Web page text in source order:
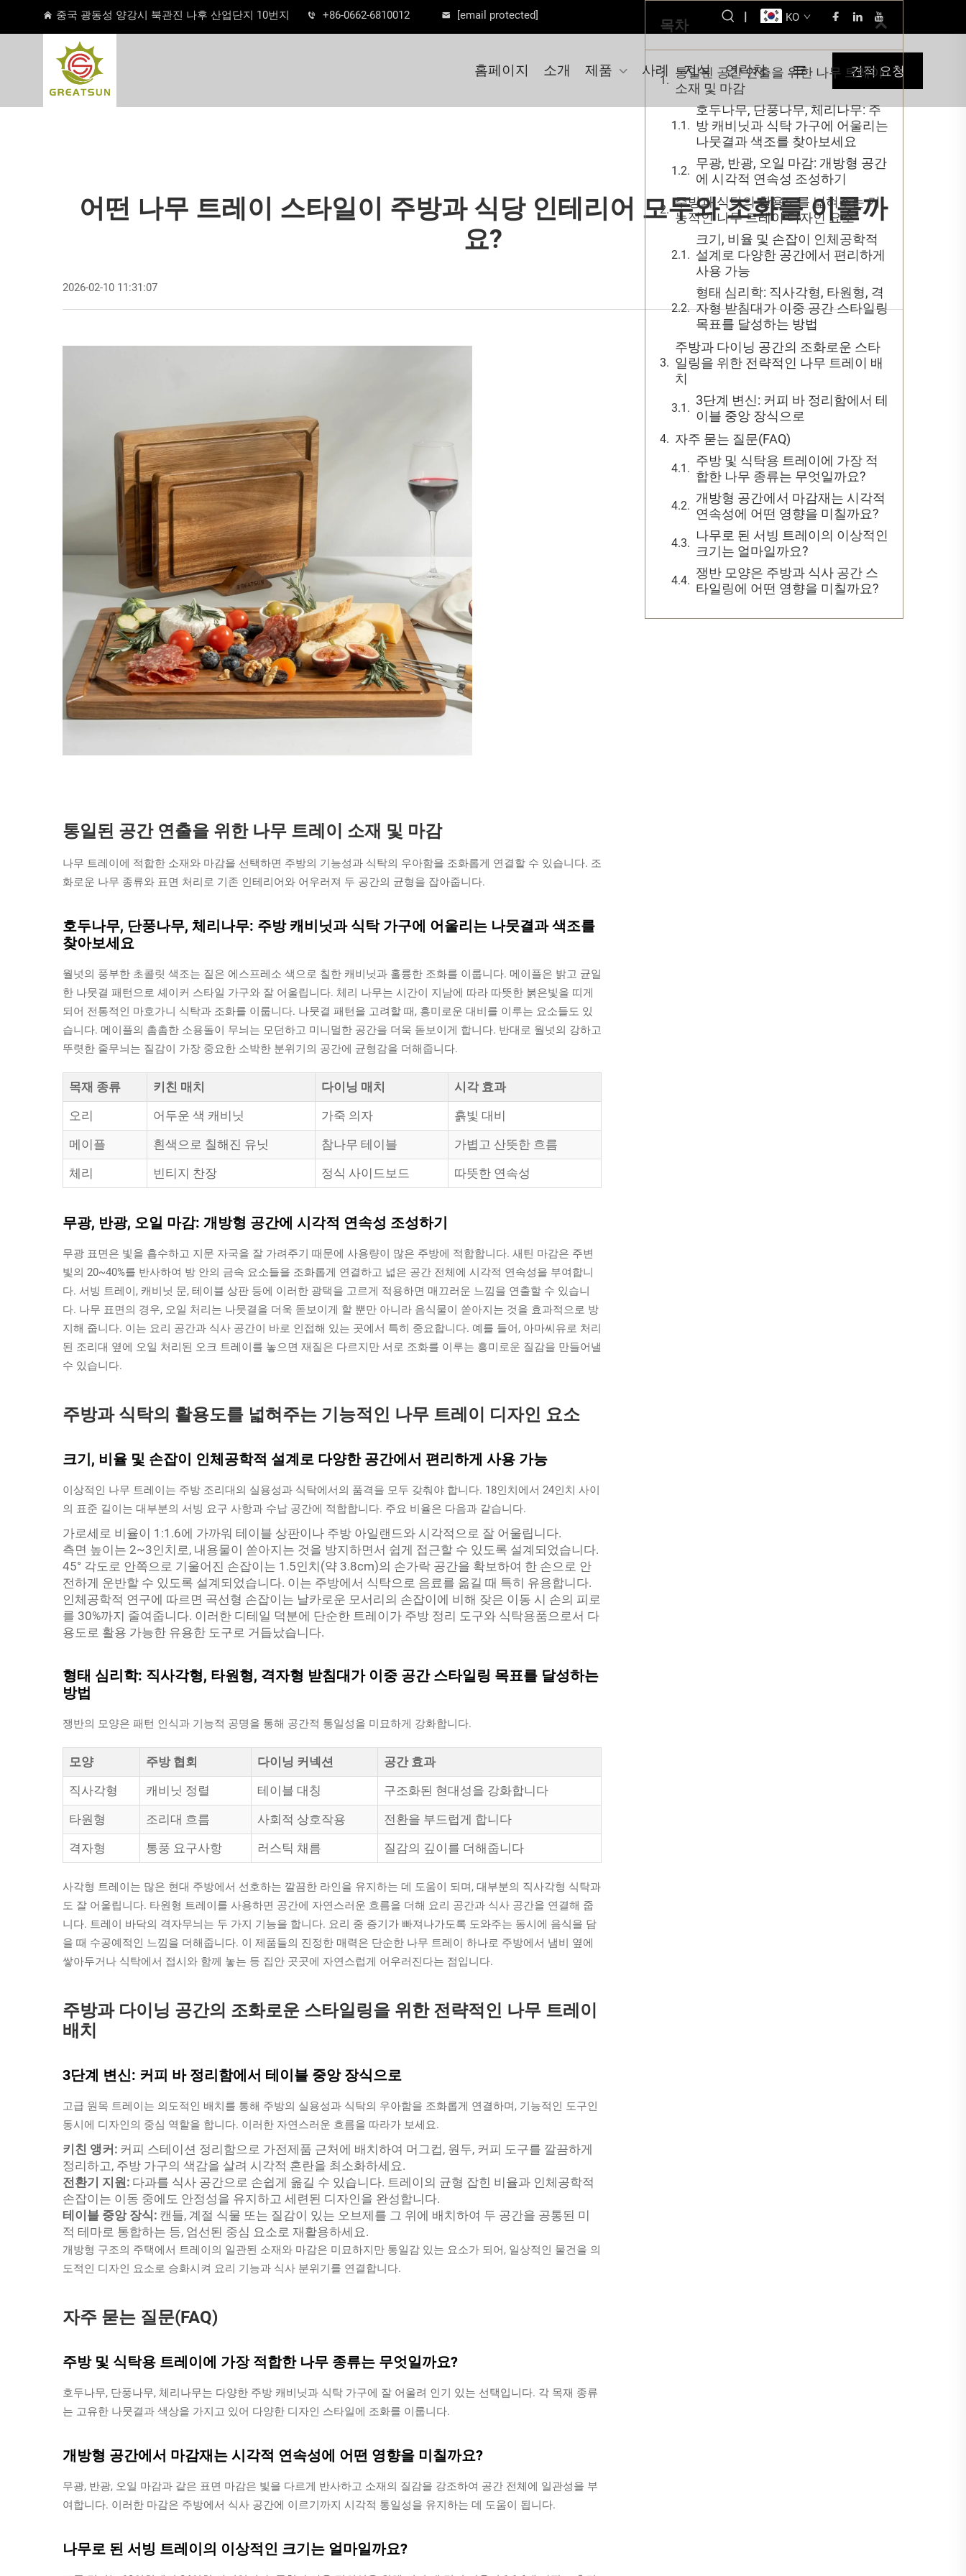
중국 광동성 양강시 북관진 나후 산업단지 10번지 +86-0662-6810012 [email protected] | KO
홈페이지 소개 제품 사례 지식 연락처 견적 요청
어떤 나무 트레이 스타일이 주방과 식당 인테리어 모두와 조화를 이룰까
요?
2026-02-10 11:31:07
통일된 공간 연출을 위한 나무 트레이 소재 및 마감
나무 트레이에 적합한 소재와 마감을 선택하면 주방의 기능성과 식탁의 우아함을 조화롭게 연결할 수 있습니다. 조
화로운 나무 종류와 표면 처리로 기존 인테리어와 어우러져 두 공간의 균형을 잡아줍니다.
호두나무, 단풍나무, 체리나무: 주방 캐비닛과 식탁 가구에 어울리는 나뭇결과 색조를
찾아보세요
월넛의 풍부한 초콜릿 색조는 짙은 에스프레소 색으로 칠한 캐비닛과 훌륭한 조화를 이룹니다. 메이플은 밝고 균일
한 나뭇결 패턴으로 셰이커 스타일 가구와 잘 어울립니다. 체리 나무는 시간이 지남에 따라 따뜻한 붉은빛을 띠게
되어 전통적인 마호가니 식탁과 조화를 이룹니다. 나뭇결 패턴을 고려할 때, 흥미로운 대비를 이루는 요소들도 있
습니다. 메이플의 촘촘한 소용돌이 무늬는 모던하고 미니멀한 공간을 더욱 돋보이게 합니다. 반대로 월넛의 강하고
뚜렷한 줄무늬는 질감이 가장 중요한 소박한 분위기의 공간에 균형감을 더해줍니다.
목재 종류 키친 매치 다이닝 매치
시각 효과
오리
어두운 색 캐비닛 가죽 의자
흙빛 대비
메이플
흰색으로 칠해진 유닛 참나무 테이블
가볍고 산뜻한 흐름
체리
빈티지 찬장 정식 사이드보드 따뜻한 연속성
무광, 반광, 오일 마감: 개방형 공간에 시각적 연속성 조성하기
무광 표면은 빛을 흡수하고 지문 자국을 잘 가려주기 때문에 사용량이 많은 주방에 적합합니다. 새틴 마감은 주변
빛의 20~40%를 반사하여 방 안의 금속 요소들을 조화롭게 연결하고 넓은 공간 전체에 시각적 연속성을 부여합니
다. 서빙 트레이, 캐비닛 문, 테이블 상판 등에 이러한 광택을 고르게 적용하면 매끄러운 느낌을 연출할 수 있습니
다. 나무 표면의 경우, 오일 처리는 나뭇결을 더욱 돋보이게 할 뿐만 아니라 음식물이 쏟아지는 것을 효과적으로 방
지해 줍니다. 이는 요리 공간과 식사 공간이 바로 인접해 있는 곳에서 특히 중요합니다. 예를 들어, 아마씨유로 처리
된 조리대 옆에 오일 처리된 오크 트레이를 놓으면 재질은 다르지만 서로 조화를 이루는 흥미로운 질감을 만들어낼
수 있습니다.
주방과 식탁의 활용도를 넓혀주는 기능적인 나무 트레이 디자인 요소
크기, 비율 및 손잡이 인체공학적 설계로 다양한 공간에서 편리하게 사용 가능
이상적인 나무 트레이는 주방 조리대의 실용성과 식탁에서의 품격을 모두 갖춰야 합니다. 18인치에서 24인치 사이
의 표준 길이는 대부분의 서빙 요구 사항과 수납 공간에 적합합니다. 주요 비율은 다음과 같습니다.
가로세로 비율이 1:1.6에 가까워 테이블 상판이나 주방 아일랜드와 시각적으로 잘 어울립니다.
측면 높이는 2~3인치로, 내용물이 쏟아지는 것을 방지하면서 쉽게 접근할 수 있도록 설계되었습니다.
45° 각도로 안쪽으로 기울어진 손잡이는 1.5인치(약 3.8cm)의 손가락 공간을 확보하여 한 손으로 안
전하게 운반할 수 있도록 설계되었습니다. 이는 주방에서 식탁으로 음료를 옮길 때 특히 유용합니다.
인체공학적 연구에 따르면 곡선형 손잡이는 날카로운 모서리의 손잡이에 비해 잦은 이동 시 손의 피로
를 30%까지 줄여줍니다. 이러한 디테일 덕분에 단순한 트레이가 주방 정리 도구와 식탁용품으로서 다
용도로 활용 가능한 유용한 도구로 거듭났습니다.
형태 심리학: 직사각형, 타원형, 격자형 받침대가 이중 공간 스타일링 목표를 달성하는
방법
쟁반의 모양은 패턴 인식과 기능적 공명을 통해 공간적 통일성을 미묘하게 강화합니다.
모양 주방 협회 다이닝 커넥션
공간 효과
직사각형
캐비닛 정렬 테이블 대칭
구조화된 현대성을 강화합니다
타원형
조리대 흐름 사회적 상호작용
전환을 부드럽게 합니다
격자형
통풍 요구사항 러스틱 채름 질감의 깊이를 더해줍니다
사각형 트레이는 많은 현대 주방에서 선호하는 깔끔한 라인을 유지하는 데 도움이 되며, 대부분의 직사각형 식탁과
도 잘 어울립니다. 타원형 트레이를 사용하면 공간에 자연스러운 흐름을 더해 요리 공간과 식사 공간을 연결해 줍
니다. 트레이 바닥의 격자무늬는 두 가지 기능을 합니다. 요리 중 증기가 빠져나가도록 도와주는 동시에 음식을 담
을 때 수공예적인 느낌을 더해줍니다. 이 제품들의 진정한 매력은 단순한 나무 트레이 하나로 주방에서 냄비 옆에
쌓아두거나 식탁에서 접시와 함께 놓는 등 집안 곳곳에 자연스럽게 어우러진다는 점입니다.
주방과 다이닝 공간의 조화로운 스타일링을 위한 전략적인 나무 트레이
배치
3단계 변신: 커피 바 정리함에서 테이블 중앙 장식으로
고급 원목 트레이는 의도적인 배치를 통해 주방의 실용성과 식탁의 우아함을 조화롭게 연결하며, 기능적인 도구인
동시에 디자인의 중심 역할을 합니다. 이러한 자연스러운 흐름을 따라가 보세요.
키친 앵커: 커피 스테이션 정리함으로 가전제품 근처에 배치하여 머그컵, 원두, 커피 도구를 깔끔하게
정리하고, 주방 가구의 색감을 살려 시각적 혼란을 최소화하세요.
전환기 지원: 다과를 식사 공간으로 손쉽게 옮길 수 있습니다. 트레이의 균형 잡힌 비율과 인체공학적
손잡이는 이동 중에도 안정성을 유지하고 세련된 디자인을 완성합니다.
테이블 중앙 장식: 캔들, 계절 식물 또는 질감이 있는 오브제를 그 위에 배치하여 두 공간을 공통된 미
적 테마로 통합하는 등, 엄선된 중심 요소로 재활용하세요.
개방형 구조의 주택에서 트레이의 일관된 소재와 마감은 미묘하지만 통일감 있는 요소가 되어, 일상적인 물건을 의
도적인 디자인 요소로 승화시켜 요리 기능과 식사 분위기를 연결합니다.
자주 묻는 질문(FAQ)
주방 및 식탁용 트레이에 가장 적합한 나무 종류는 무엇일까요?
호두나무, 단풍나무, 체리나무는 다양한 주방 캐비닛과 식탁 가구에 잘 어울려 인기 있는 선택입니다. 각 목재 종류
는 고유한 나뭇결과 색상을 가지고 있어 다양한 디자인 스타일에 조화를 이룹니다.
개방형 공간에서 마감재는 시각적 연속성에 어떤 영향을 미칠까요?
무광, 반광, 오일 마감과 같은 표면 마감은 빛을 다르게 반사하고 소재의 질감을 강조하여 공간 전체에 일관성을 부
여합니다. 이러한 마감은 주방에서 식사 공간에 이르기까지 시각적 통일성을 유지하는 데 도움이 됩니다.
나무로 된 서빙 트레이의 이상적인 크기는 얼마일까요?
목차
통일된 공간 연출을 위한 나무 트레이
소재 및 마감
호두나무, 단풍나무, 체리나무: 주
방 캐비닛과 식탁 가구에 어울리는
나뭇결과 색조를 찾아보세요
무광, 반광, 오일 마감: 개방형 공간
에 시각적 연속성 조성하기
주방과 식탁의 활용도를 넓혀주는 기
능적인 나무 트레이 디자인 요소
크기, 비율 및 손잡이 인체공학적
설계로 다양한 공간에서 편리하게
사용 가능
형태 심리학: 직사각형, 타원형, 격
자형 받침대가 이중 공간 스타일링
목표를 달성하는 방법
주방과 다이닝 공간의 조화로운 스타
일링을 위한 전략적인 나무 트레이 배
치
3단계 변신: 커피 바 정리함에서 테
이블 중앙 장식으로
자주 묻는 질문(FAQ)
주방 및 식탁용 트레이에 가장 적
합한 나무 종류는 무엇일까요?
개방형 공간에서 마감재는 시각적
연속성에 어떤 영향을 미칠까요?
나무로 된 서빙 트레이의 이상적인
크기는 얼마일까요?
쟁반 모양은 주방과 식사 공간 스
타일링에 어떤 영향을 미칠까요?